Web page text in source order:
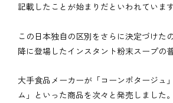
記載したことが始まりだといわれています
この日本独自の区別をさらに決定づけた
降に登場したインスタント粉末スープの
大手食品メーカーが「コーンポタージュ
ム」といった商品を次々と発売しました